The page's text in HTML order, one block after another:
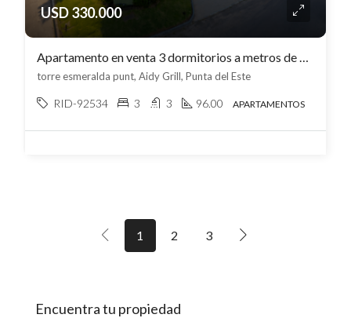
USD 330.000
Apartamento en venta 3 dormitorios a metros de playa brava, cochera – Aidy Grill
torre esmeralda punt, Aidy Grill, Punta del Este
RID-92534 3 3 96.00 APARTAMENTOS
1 2 3
Encuentra tu propiedad